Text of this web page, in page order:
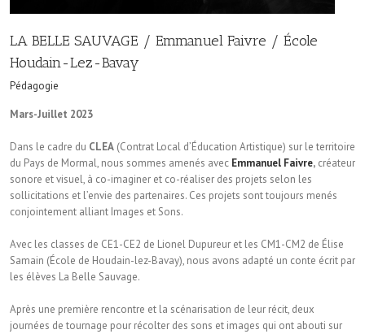
LA BELLE SAUVAGE / Emmanuel Faivre / École
Houdain-Lez-Bavay
Pédagogie
Mars-Juillet 2023
Dans le cadre du CLEA (Contrat Local d’Éducation Artistique) sur le territoire
du Pays de Mormal, nous sommes amenés avec Emmanuel Faivre, créateur
sonore et visuel, à co-imaginer et co-réaliser des projets selon les
sollicitations et l’envie des partenaires. Ces projets sont toujours menés
conjointement alliant Images et Sons.
Avec les classes de CE1-CE2 de Lionel Dupureur et les CM1-CM2 de Élise
Samain (École de Houdain-lez-Bavay), nous avons adapté un conte écrit par
les élèves La Belle Sauvage.
Après une première rencontre et la scénarisation de leur récit, deux
journées de tournage pour récolter des sons et images qui ont abouti sur